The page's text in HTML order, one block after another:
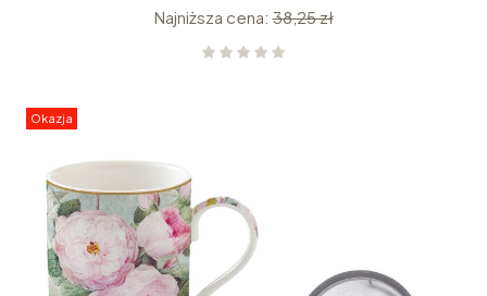
Najniższa cena: 38,25 zł
Okazja